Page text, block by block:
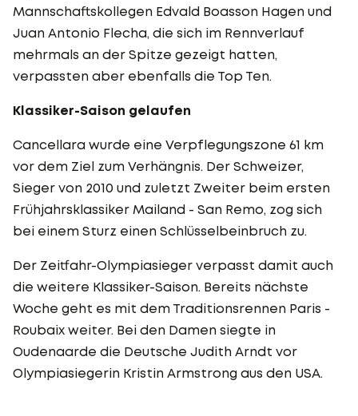
Mannschaftskollegen Edvald Boasson Hagen und
Juan Antonio Flecha, die sich im Rennverlauf
mehrmals an der Spitze gezeigt hatten,
verpassten aber ebenfalls die Top Ten.
Klassiker-Saison gelaufen
Cancellara wurde eine Verpflegungszone 61 km
vor dem Ziel zum Verhängnis. Der Schweizer,
Sieger von 2010 und zuletzt Zweiter beim ersten
Frühjahrsklassiker Mailand - San Remo, zog sich
bei einem Sturz einen Schlüsselbeinbruch zu.
Der Zeitfahr-Olympiasieger verpasst damit auch
die weitere Klassiker-Saison. Bereits nächste
Woche geht es mit dem Traditionsrennen Paris -
Roubaix weiter. Bei den Damen siegte in
Oudenaarde die Deutsche Judith Arndt vor
Olympiasiegerin Kristin Armstrong aus den USA.